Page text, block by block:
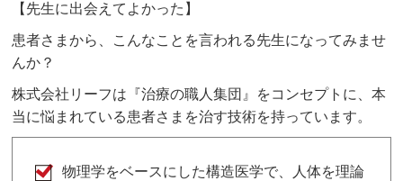
【先生に出会えてよかった】
患者さまから、こんなことを言われる先生になってみませ
んか？
株式会社リーフは『治療の職人集団』をコンセプトに、本
当に悩まれている患者さまを治す技術を持っています。
物理学をベースにした構造医学で、人体を理論